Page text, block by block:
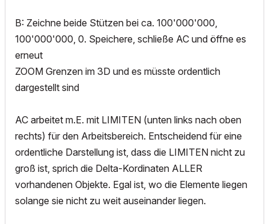
B: Zeichne beide Stützen bei ca. 100'000'000,
100'000'000, 0. Speichere, schließe AC und öffne es
erneut
ZOOM Grenzen im 3D und es müsste ordentlich
dargestellt sind
AC arbeitet m.E. mit LIMITEN (unten links nach oben
rechts) für den Arbeitsbereich. Entscheidend für eine
ordentliche Darstellung ist, dass die LIMITEN nicht zu
groß ist, sprich die Delta-Kordinaten ALLER
vorhandenen Objekte. Egal ist, wo die Elemente liegen
solange sie nicht zu weit auseinander liegen.